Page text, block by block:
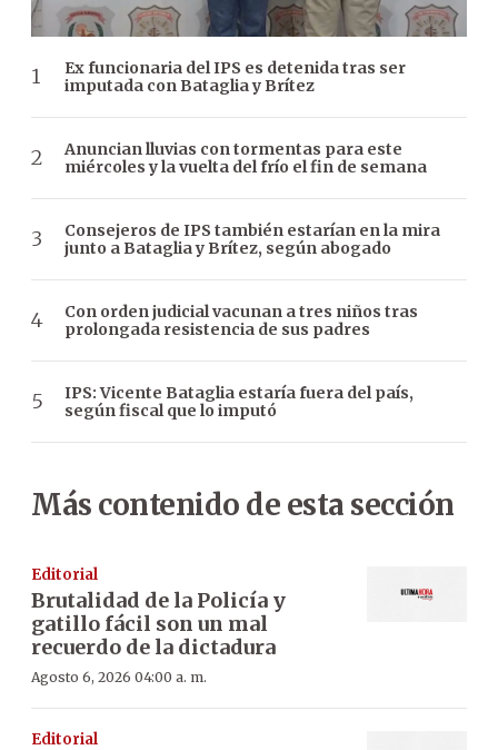
Ex funcionaria del IPS es detenida tras ser
imputada con Bataglia y Brítez
Anuncian lluvias con tormentas para este
miércoles y la vuelta del frío el fin de semana
Consejeros de IPS también estarían en la mira
junto a Bataglia y Brítez, según abogado
Con orden judicial vacunan a tres niños tras
prolongada resistencia de sus padres
IPS: Vicente Bataglia estaría fuera del país,
según fiscal que lo imputó
Más contenido de esta sección
Editorial
Brutalidad de la Policía y
gatillo fácil son un mal
recuerdo de la dictadura
Agosto 6, 2026 04:00 a. m.
Editorial